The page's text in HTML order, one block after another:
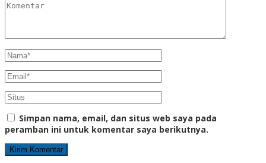
Simpan nama, email, dan situs web saya pada
peramban ini untuk komentar saya berikutnya.